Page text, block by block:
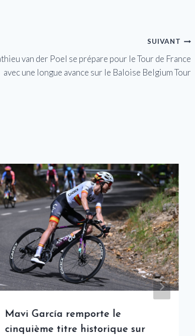
SUIVANT
van der Poel se prépare pour le Tour de France
avec une longue avance sur le Baloise Belgium Tour
Mavi García remporte le
cinquième titre historique sur